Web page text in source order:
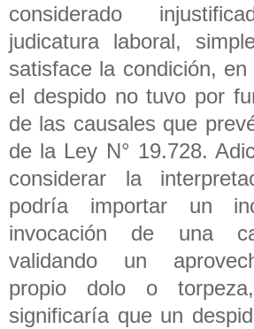
considerado
judicatura laboral,
satisface la condición,
el despido no tuvo por
de las causales que
de la Ley N° 19.728.
considerar la
podría importar un
invocación de una
validando un
propio dolo o
significaría que un